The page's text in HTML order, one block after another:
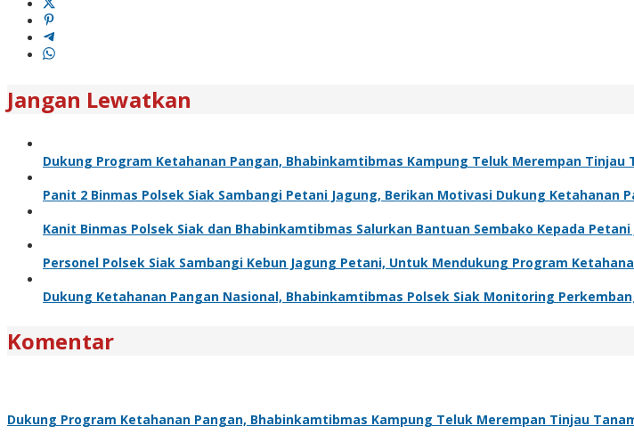
Jangan Lewatkan
Dukung Program Ketahanan Pangan, Bhabinkamtibmas Kampung Teluk Merempan Tinjau
Panit 2 Binmas Polsek Siak Sambangi Petani Jagung, Berikan Motivasi Dukung Ketahanan
Kanit Binmas Polsek Siak dan Bhabinkamtibmas Salurkan Bantuan Sembako Kepada
Personel Polsek Siak Sambangi Kebun Jagung Petani, Untuk Mendukung Program
Dukung Ketahanan Pangan Nasional, Bhabinkamtibmas Polsek Siak Monitoring
Komentar
Dukung Program Ketahanan Pangan, Bhabinkamtibmas Kampung Teluk Merempan Tinjau